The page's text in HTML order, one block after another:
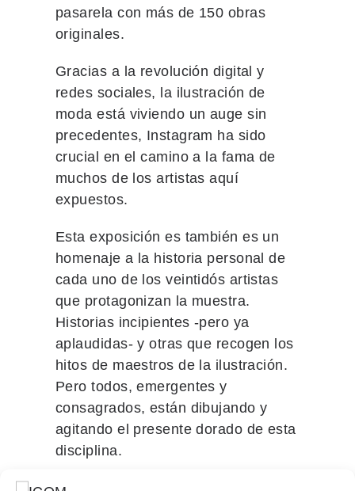
pasarela con más de 150 obras
originales.
Gracias a la revolución digital y
redes sociales, la ilustración de
moda está viviendo un auge sin
precedentes, Instagram ha sido
crucial en el camino a la fama de
muchos de los artistas aquí
expuestos.
Esta exposición es también es un
homenaje a la historia personal de
cada uno de los veintidós artistas
que protagonizan la muestra.
Historias incipientes -pero ya
aplaudidas- y otras que recogen los
hitos de maestros de la ilustración.
Pero todos, emergentes y
consagrados, están dibujando y
agitando el presente dorado de esta
disciplina.
Para más información,